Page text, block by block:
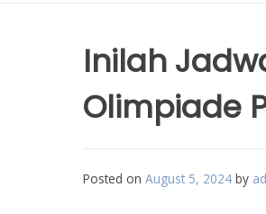
Inilah
Olimpiade
Posted on August 5, 2024 by